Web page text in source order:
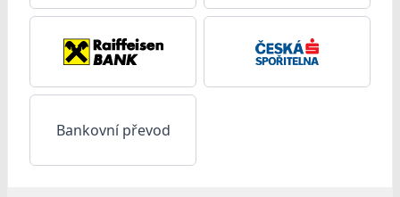
Bankovní převod